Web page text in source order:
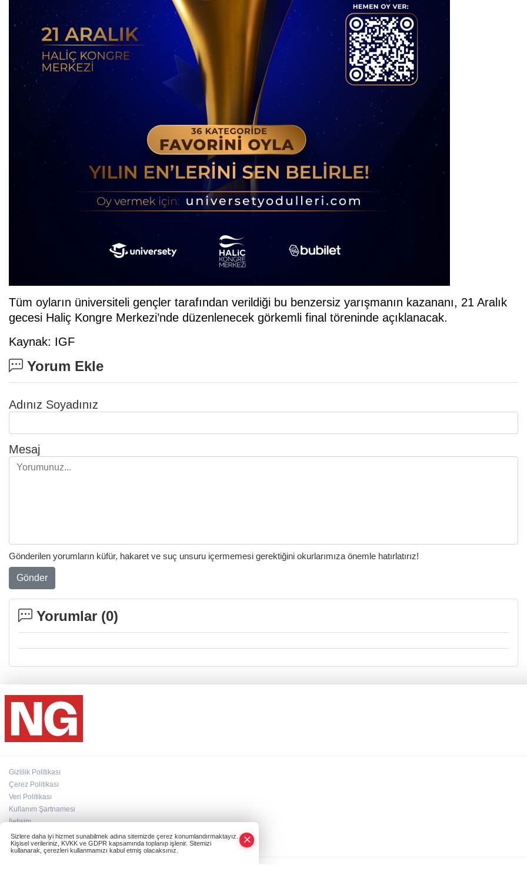
Tüm oyların üniversiteli gençler tarafından verildiği bu benzersiz yarışmanın kazananı, 21 Aralık
gecesi Haliç Kongre Merkezi’nde düzenlenecek görkemli final töreninde açıklanacak.
Kaynak: IGF
Yorum Ekle
Adınız Soyadınız
Mesaj
Gönderilen yorumların küfür, hakaret ve suç unsuru içermemesi gerektiğini okurlarımıza önemle hatırlatırız!
Gönder
Yorumlar (0)
Gizlilik Politikası
Çerez Politikası
Veri Politikası
Kullanım Şartnamesi
İletişim
Künye
Sizlere daha iyi hizmet sunabilmek adına sitemizde çerez konumlandırmaktayız.
Kişisel verileriniz, KVKK ve GDPR kapsamında toplanıp işlenir. Sitemizi
kullanarak, çerezleri kullanmamızı kabul etmiş olacaksınız.